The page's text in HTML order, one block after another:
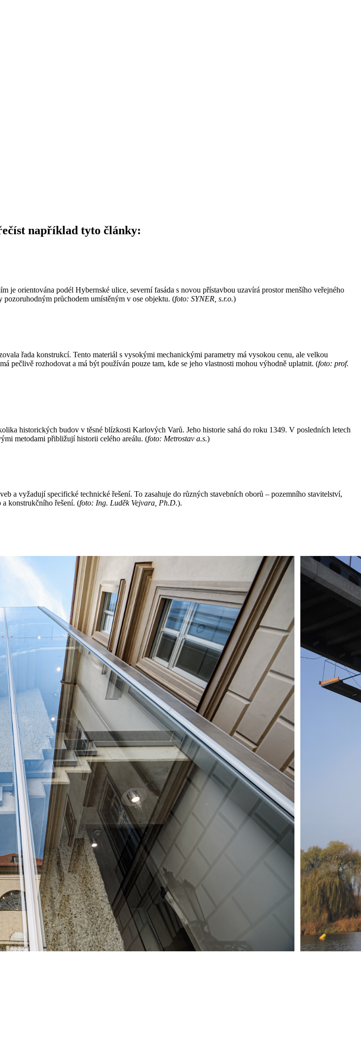
například tyto články:
orientována podél Hybernské ulice, severní fasáda s novou přístavbou uzavírá prostor menšího veřejného
průchodem umístěným v ose objektu. (foto: SYNER, s.r.o.)
řada konstrukcí. Tento materiál s vysokými mechanickými parametry má vysokou cenu, ale velkou
pečlivě rozhodovat a má být používán pouze tam, kde se jeho vlastnosti mohou výhodně uplatnit. (foto: prof.
historických budov v těsné blízkosti Karlových Varů. Jeho historie sahá do roku 1349. V posledních letech
metodami přibližují historii celého areálu. (foto: Metrostav a.s.)
a vyžadují specifické technické řešení. To zasahuje do různých stavebních oborů – pozemního stavitelství,
a konstrukčního řešení. (foto: Ing. Luděk Vejvara, Ph.D.).